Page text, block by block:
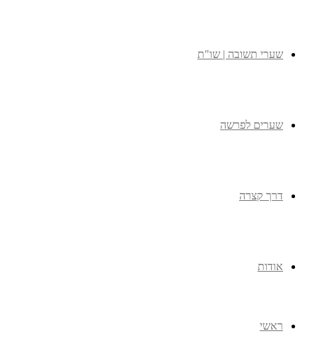
שערי תשובה | שו"ת
שערים לפרשה
דרך קצרה
אודות
ראשי